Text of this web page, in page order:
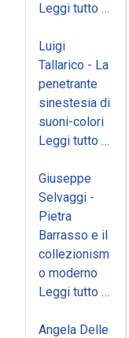
Leggi tutto …
Luigi
Tallarico - La
penetrante
sinestesia di
suoni-colori
Leggi tutto …
Giuseppe
Selvaggi -
Pietra
Barrasso e il
collezionism
o moderno
Leggi tutto …
Angela Delle